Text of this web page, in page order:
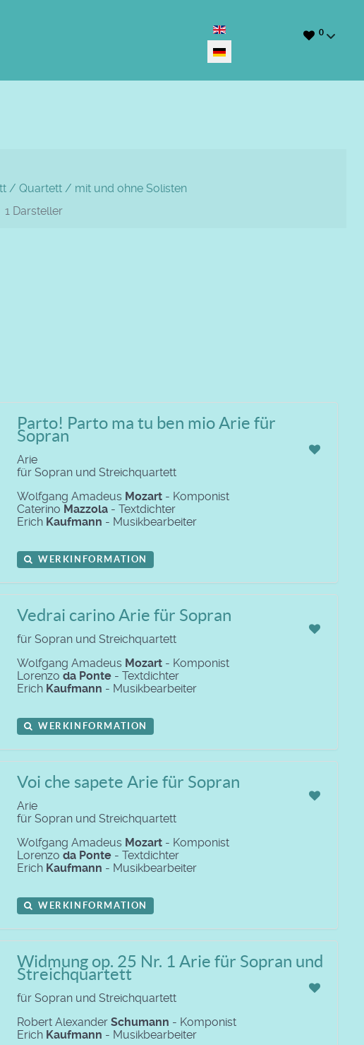
Sprache auswählen 0
/ Quartett / mit und ohne Solisten
1 Darsteller
Parto! Parto ma tu ben mio Arie für
Sopran
Arie
für Sopran und Streichquartett
Wolfgang Amadeus Mozart - Komponist
Caterino Mazzola - Textdichter
Erich Kaufmann - Musikbearbeiter
WERKINFORMATION
Vedrai carino Arie für Sopran
für Sopran und Streichquartett
Wolfgang Amadeus Mozart - Komponist
Lorenzo da Ponte - Textdichter
Erich Kaufmann - Musikbearbeiter
WERKINFORMATION
Voi che sapete Arie für Sopran
Arie
für Sopran und Streichquartett
Wolfgang Amadeus Mozart - Komponist
Lorenzo da Ponte - Textdichter
Erich Kaufmann - Musikbearbeiter
WERKINFORMATION
Widmung op. 25 Nr. 1 Arie für Sopran und
Streichquartett
für Sopran und Streichquartett
Robert Alexander Schumann - Komponist
Erich Kaufmann - Musikbearbeiter